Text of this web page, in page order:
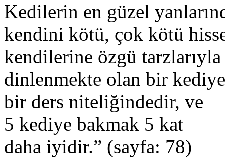
Kedilerin en güzel
kendini kötü, çok kötü
kendilerine özgü tarzlarıyla
dinlenmekte olan bir kediye
bir ders niteliğindedir, ve
5 kediye bakmak 5 kat
daha iyidir.” (sayfa: 78)